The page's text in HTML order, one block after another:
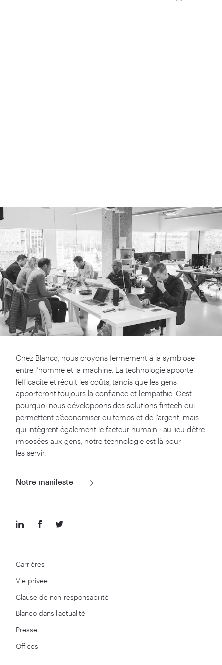
Carrières
Vie privée
Clause de non-responsabilité
Blanco dans l’actualité
Presse
Offices
Chez Blanco, nous croyons fermement à la symbiose
entre l’homme et la machine. La technologie apporte
l’efficacité et réduit les coûts, tandis que les gens
apporteront toujours la confiance et l’empathie. C’est
pourquoi nous développons des solutions fintech qui
permettent d’économiser du temps et de l’argent, mais
qui intègrent également le facteur humain : au lieu d’être
imposées aux gens, notre technologie est là pour
les servir.
Notre manifeste